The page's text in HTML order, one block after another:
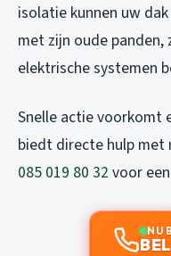
isolatie kunnen uw
met zijn oude panden,
elektrische systemen
Snelle actie voorkomt
biedt directe hulp met
085 019 80 32 voor
NU